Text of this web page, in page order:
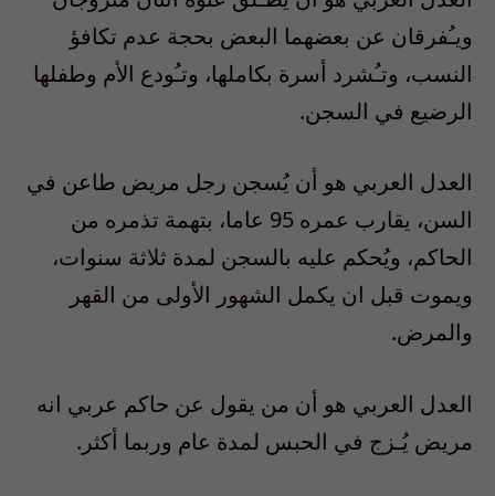
ويـُفرقان عن بعضهما البعض بحجة عدم تكافؤ
النسب، وتـُشرد أسرة بكاملها، وتـُودع الأم وطفلها
الرضيع في السجن.
العدل العربي هو أن يُسجن رجل مريض طاعن في
السن، يقارب عمره 95 عاما، بتهمة تذمره من
الحاكم، ويُحكم عليه بالسجن لمدة ثلاثة سنوات،
ويموت قبل ان يكمل الشهور الأولى من القهر
والمرض.
العدل العربي هو أن من يقول عن حاكم عربي انه
مريض يُـزج في الحبس لمدة عام وربما أكثر.